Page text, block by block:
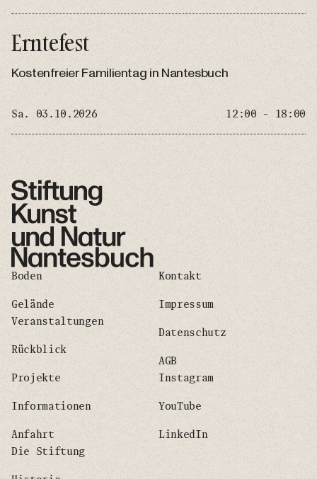
Erntefest
Kostenfreier Familientag in Nantesbuch
Sa. 03.10.2026 12:00 - 18:00
Boden
Gelände
Veranstaltungen
Rückblick
Projekte
Informationen
Anfahrt
Die Stiftung
Kontakt
Impressum
Datenschutz
AGB
Instagram
YouTube
LinkedIn